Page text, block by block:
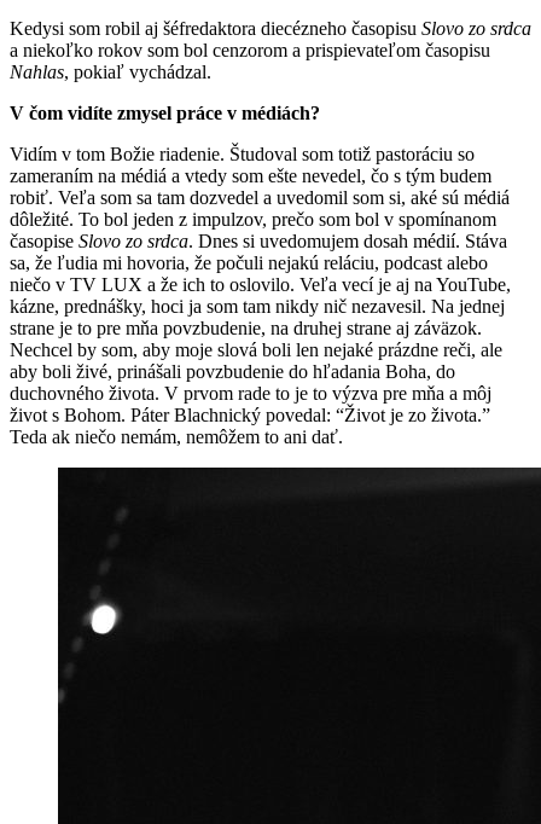
Kedysi som robil aj šéfredaktora diecézneho časopisu Slovo zo srdca
a niekoľko rokov som bol cenzorom a prispievateľom časopisu
Nahlas, pokiaľ vychádzal.
V čom vidíte zmysel práce v médiách?
Vidím v tom Božie riadenie. Študoval som totiž pastoráciu so
zameraním na médiá a vtedy som ešte nevedel, čo s tým budem
robiť. Veľa som sa tam dozvedel a uvedomil som si, aké sú médiá
dôležité. To bol jeden z impulzov, prečo som bol v spomínanom
časopise Slovo zo srdca. Dnes si uvedomujem dosah médií. Stáva
sa, že ľudia mi hovoria, že počuli nejakú reláciu, podcast alebo
niečo v TV LUX a že ich to oslovilo. Veľa vecí je aj na YouTube,
kázne, prednášky, hoci ja som tam nikdy nič nezavesil. Na jednej
strane je to pre mňa povzbudenie, na druhej strane aj záväzok.
Nechcel by som, aby moje slová boli len nejaké prázdne reči, ale
aby boli živé, prinášali povzbudenie do hľadania Boha, do
duchovného života. V prvom rade to je to výzva pre mňa a môj
život s Bohom. Páter Blachnický povedal: “Život je zo života.”
Teda ak niečo nemám, nemôžem to ani dať.